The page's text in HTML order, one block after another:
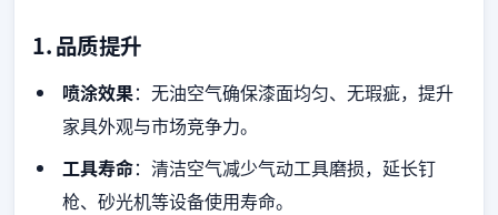
1.品质提升
喷涂效果：无油空气确保漆面均匀、无瑕疵，提升
家具外观与市场竞争力。
工具寿命：清洁空气减少气动工具磨损，延长钉
枪、砂光机等设备使用寿命。